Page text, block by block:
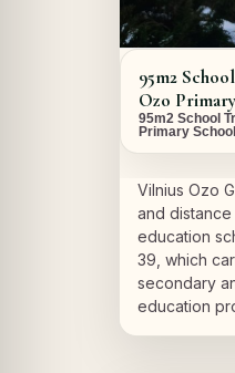
95m2
Ozo
95m2 School
Primary School
Vilnius Ozo
and
education
39, which
secondary
education